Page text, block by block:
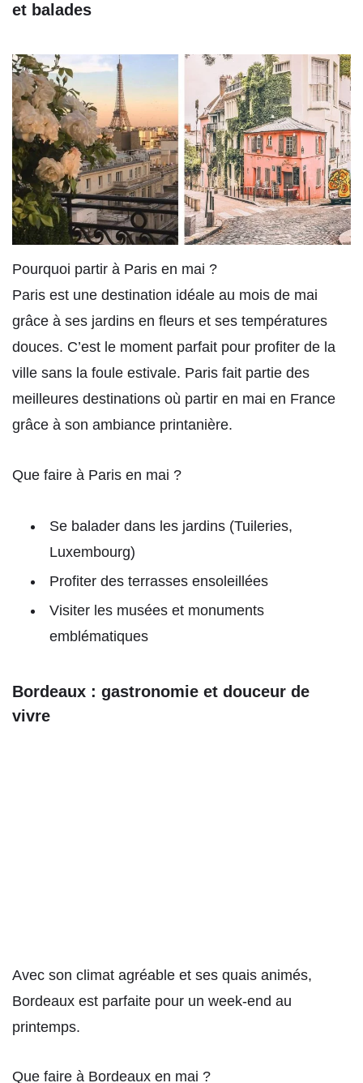
et balades
Pourquoi partir à Paris en mai ?
Paris est une destination idéale au mois de mai
grâce à ses jardins en fleurs et ses températures
douces. C’est le moment parfait pour profiter de la
ville sans la foule estivale. Paris fait partie des
meilleures destinations où partir en mai en France
grâce à son ambiance printanière.
Que faire à Paris en mai ?
Se balader dans les jardins (Tuileries,
Luxembourg)
Profiter des terrasses ensoleillées
Visiter les musées et monuments
emblématiques
Bordeaux : gastronomie et douceur de
vivre
Avec son climat agréable et ses quais animés,
Bordeaux est parfaite pour un week-end au
printemps.
Que faire à Bordeaux en mai ?